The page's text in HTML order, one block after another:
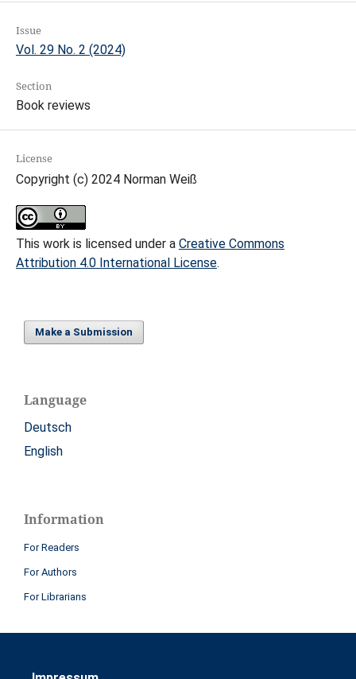
Issue
Vol. 29 No. 2 (2024)
Section
Book reviews
License
Copyright (c) 2024 Norman Weiß
This work is licensed under a Creative Commons
Attribution 4.0 International License.
Make a Submission
Language
Deutsch
English
Information
For Readers
For Authors
For Librarians